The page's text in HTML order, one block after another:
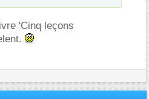
'Cinq leçons